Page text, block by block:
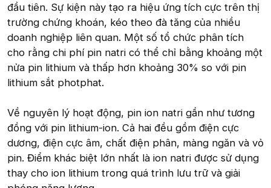
đầu tiên. Sự kiện này tạo ra hiệu ứng tích cực trên thị
trường chứng khoán, kéo theo đà tăng của nhiều
doanh nghiệp liên quan. Một số tổ chức phân tích
cho rằng chi phí pin natri có thể chỉ bằng khoảng một
nửa pin lithium và thấp hơn khoảng 30% so với pin
lithium sắt photphat.
Về nguyên lý hoạt động, pin ion natri gần như tương
đồng với pin lithium-ion. Cả hai đều gồm điện cực
dương, điện cực âm, chất điện phân, màng ngăn và vỏ
pin. Điểm khác biệt lớn nhất là ion natri được sử dụng
thay cho ion lithium trong quá trình lưu trữ và giải